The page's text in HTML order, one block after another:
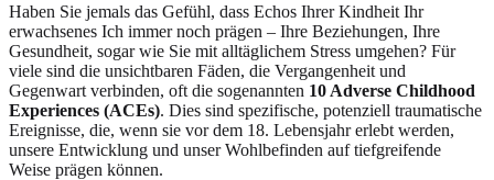
Haben Sie jemals das Gefühl, dass Echos Ihrer Kindheit Ihr
erwachsenes Ich immer noch prägen – Ihre Beziehungen, Ihre
Gesundheit, sogar wie Sie mit alltäglichem Stress umgehen? Für
viele sind die unsichtbaren Fäden, die Vergangenheit und
Gegenwart verbinden, oft die sogenannten 10 Adverse Childhood
Experiences (ACEs). Dies sind spezifische, potenziell traumatische
Ereignisse, die, wenn sie vor dem 18. Lebensjahr erlebt werden,
unsere Entwicklung und unser Wohlbefinden auf tiefgreifende
Weise prägen können.